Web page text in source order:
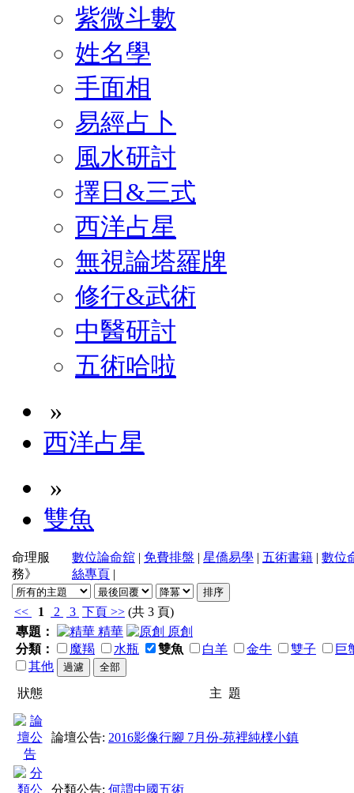
紫微斗數
姓名學
手面相
易經占卜
風水研討
擇日&三式
西洋占星
無視論塔羅牌
修行&武術
中醫研討
五術哈啦
»
西洋占星
»
雙魚
命理服
務》
數位論命舘 | 免費排盤 | 星僑易學 | 五術書籍 | 數位
絲專頁 |
<< 1 2 3 下頁 >> (共 3 頁)
專題：
精華
原創
分類：
魔羯 水瓶 雙魚 白羊 金牛 雙子
巨
其他
狀態
主 題
論壇公告: 2016影像行腳 7月份-苑裡純樸小鎮
分類公告: 何謂中國五術